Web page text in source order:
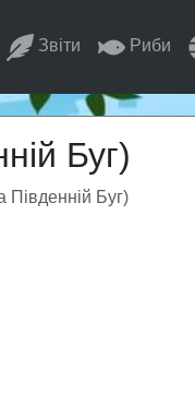
Звіти Риби
Буг)
Південній Буг)